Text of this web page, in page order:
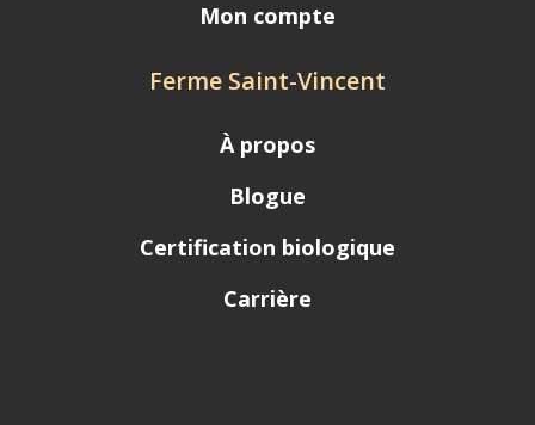
Mon compte
Ferme Saint-Vincent
À propos
Blogue
Certification biologique
Carrière